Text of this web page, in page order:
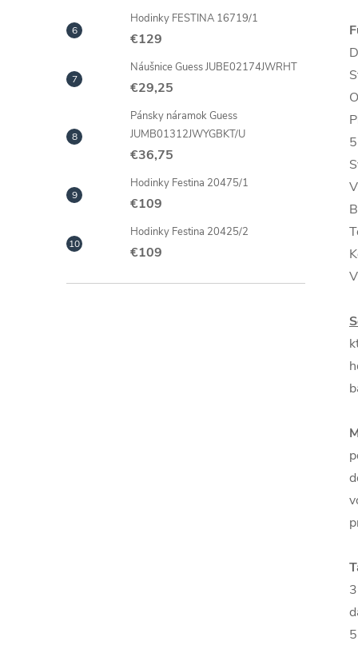
Hodinky FESTINA 16719/1
€129
Náušnice Guess JUBE02174JWRHT
€29,25
Pánsky náramok Guess
JUMB01312JWYGBKT/U
€36,75
Hodinky Festina 20475/1
€109
Hodinky Festina 20425/2
€109